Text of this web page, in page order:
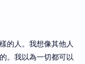
的人。我想像其他人
。我以為一切都可以